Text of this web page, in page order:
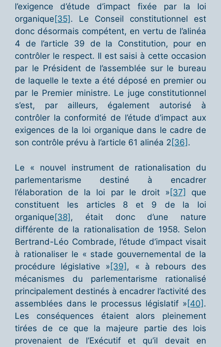
l’exigence d’étude d’impact fixée par la loi
organique [35] . Le Conseil constitutionnel est
donc désormais compétent, en vertu de l’alinéa
4 de l’article 39 de la Constitution, pour en
contrôler le respect. Il est saisi à cette occasion
par le Président de l’assemblée sur le bureau
de laquelle le texte a été déposé en premier ou
par le Premier ministre. Le juge constitutionnel
s’est, par ailleurs, également autorisé à
contrôler la conformité de l’étude d’impact aux
exigences de la loi organique dans le cadre de
son contrôle prévu à l’article 61 alinéa 2 [36] .
Le « nouvel instrument de rationalisation du
parlementarisme destiné à encadrer
l’élaboration de la loi par le droit » [37]
que
constituent les articles 8 et 9 de la loi
organique[38], était donc d’une nature
différente de la rationalisation de 1958. Selon
Bertrand-Léo Combrade, l’étude d’impact visait
à rationaliser le « stade gouvernemental de la
procédure législative » [39] , « à rebours des
mécanismes du parlementarisme rationalisé
principalement destinés à encadrer l’activité des
assemblées dans le processus législatif » [40] .
Les conséquences étaient alors pleinement
tirées de ce que la majeure partie des lois
provenaient de l’Exécutif et qu’il devait en